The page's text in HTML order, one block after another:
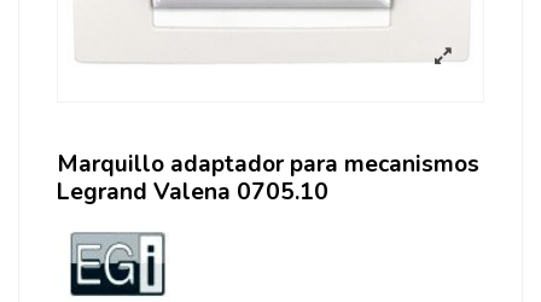
Marquillo adaptador para mecanismos
Legrand Valena 0705.10